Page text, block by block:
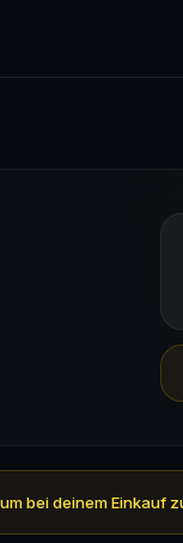
bei deinem Einkauf